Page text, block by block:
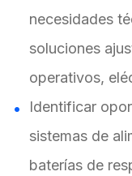
necesidades
soluciones
operativos,
Identificar
sistemas de
baterías de